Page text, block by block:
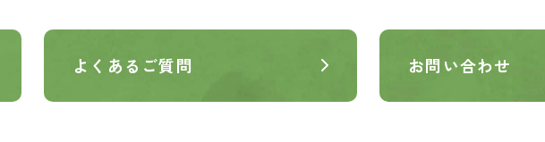
よくあるご質問 お問い合わせ